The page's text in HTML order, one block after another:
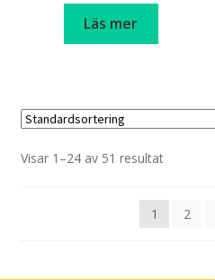
priset
var:
Läs mer
Visar 1–24 av 51 resultat
1 2